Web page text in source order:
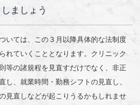
ましょう
いては、この３月以降具体的な法制度
れていくこととなります。クリニック
等の諸規程を見直すだけでなく、非正
し、就業時間・勤務シフトの見直し、
見直しなどが起こりうるかもしれませ